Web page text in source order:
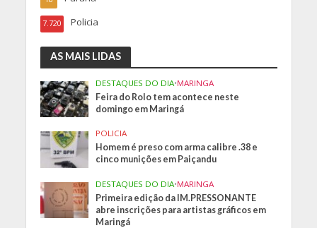
Policia
7.720
AS MAIS LIDAS
DESTAQUES DO DIA•MARINGA
Feira do Rolo tem acontece neste
domingo em Maringá
POLICIA
Homem é preso com arma calibre .38 e
cinco munições em Paiçandu
DESTAQUES DO DIA•MARINGA
Primeira edição da IM.PRESSONANTE
abre inscrições para artistas gráficos em
Maringá